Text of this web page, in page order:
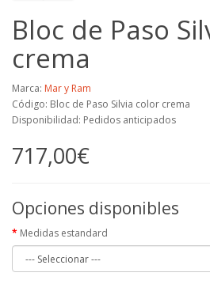
Bloc de Paso
crema
Marca: Mar y Ram
Código: Bloc de Paso Silvia color crema
Disponibilidad: Pedidos anticipados
717,00€
Opciones disponibles
Medidas estandard